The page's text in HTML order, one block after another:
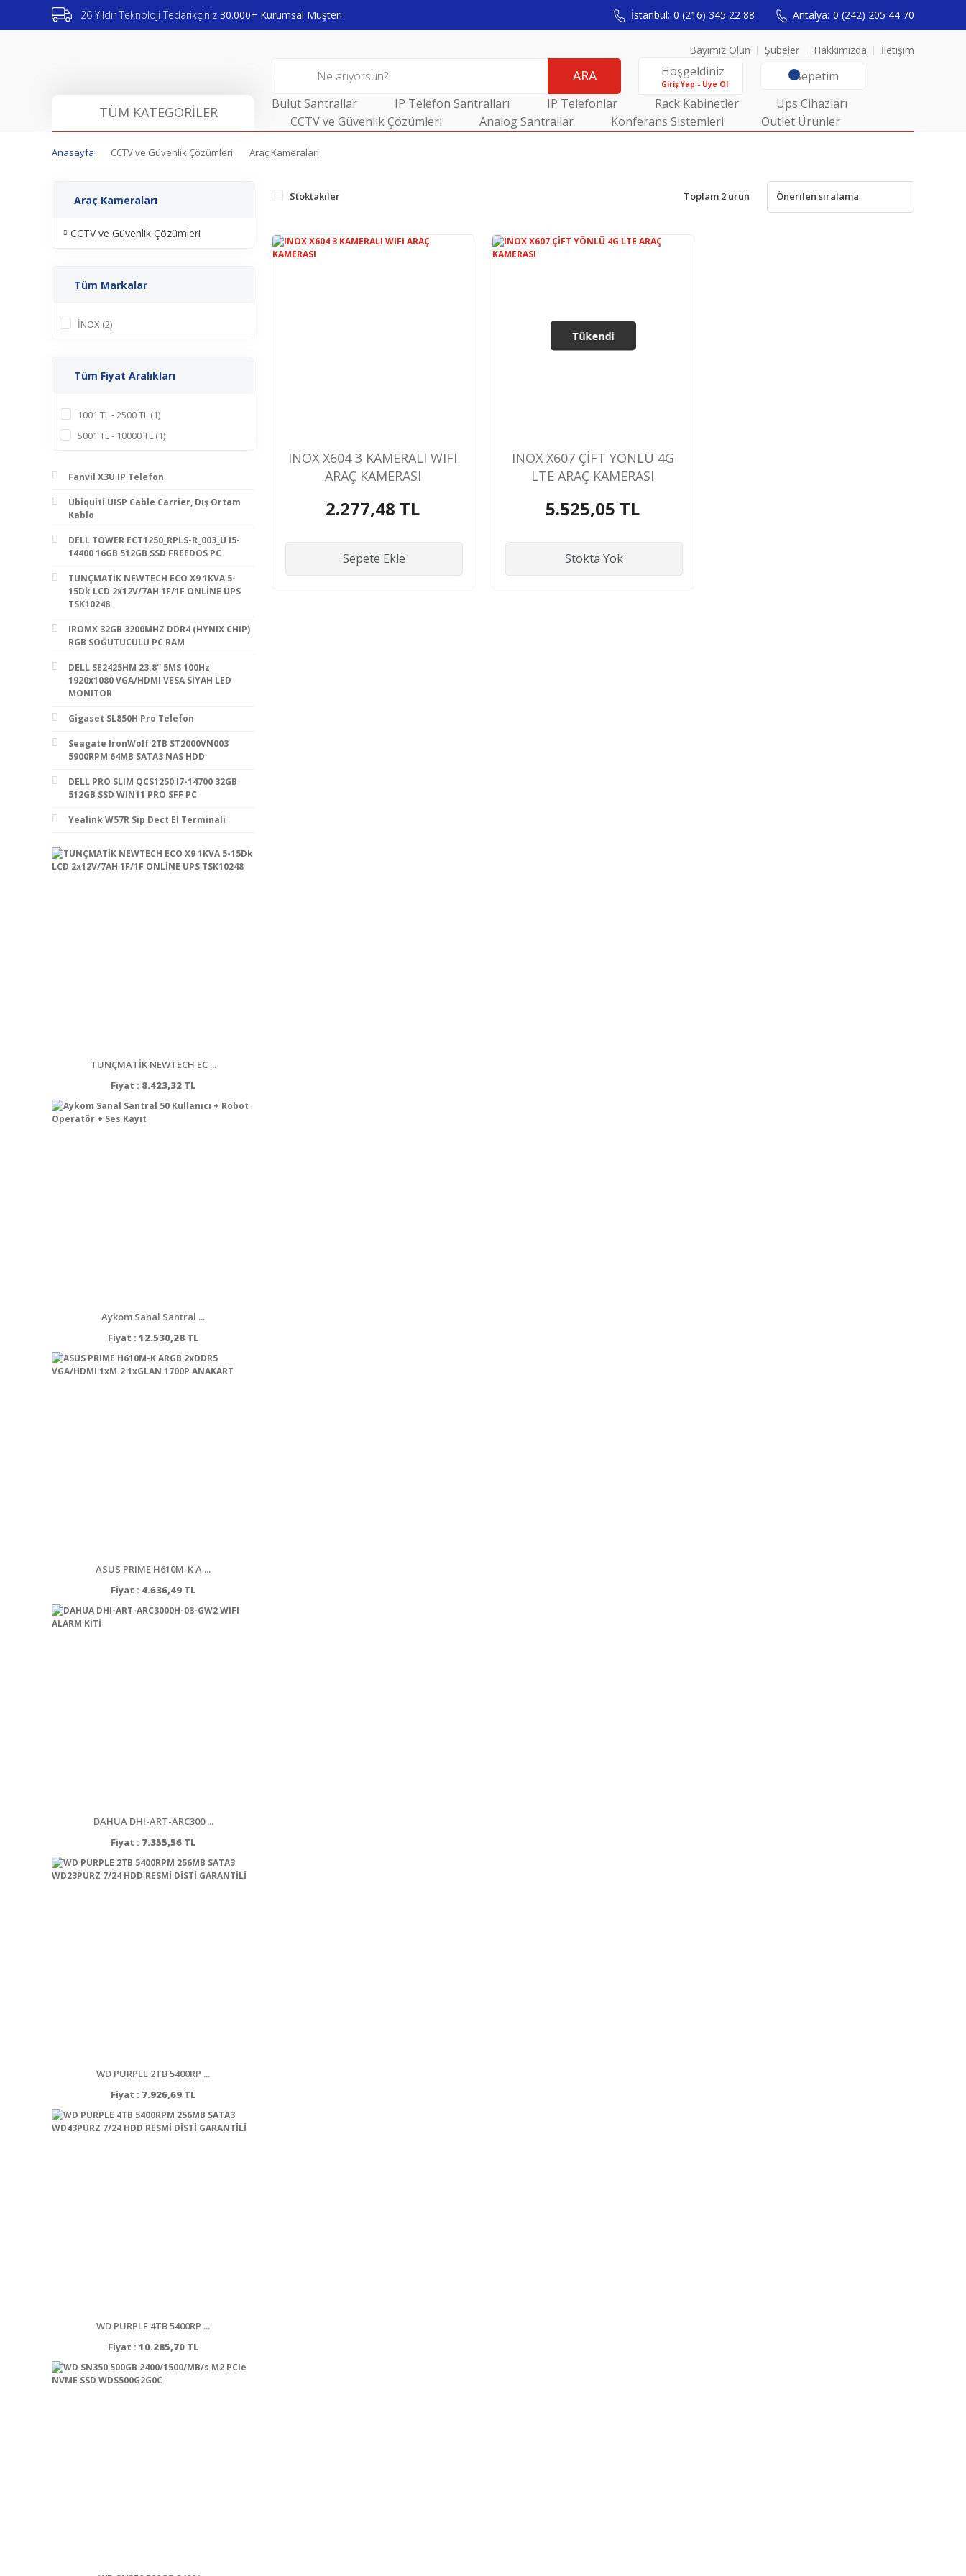
26 Yıldır Teknoloji Tedarikçiniz 30.000+ Kurumsal Müşteri İstanbul: 0 (216) 345 22 88 Antalya: 0 (242) 205 44 70
Bayimiz Olun Şubeler Hakkımızda İletişim
ARA Hoşgeldiniz
Giriş Yap - Üye Ol Sepetim
TÜM KATEGORİLER Bulut Santrallar IP Telefon Santralları IP Telefonlar Rack Kabinetler
Ups Cihazları
CCTV ve Güvenlik Çözümleri
Analog Santrallar Konferans Sistemleri Outlet Ürünler
Anasayfa CCTV ve Güvenlik Çözümleri Araç Kameraları
Araç Kameraları
CCTV ve Güvenlik Çözümleri
Tüm Markalar
İNOX (2)
Tüm Fiyat Aralıkları
1001 TL - 2500 TL (1)
5001 TL - 10000 TL (1)
Fanvil X3U IP Telefon
Ubiquiti UISP Cable Carrier, Dış Ortam
Kablo
DELL TOWER ECT1250_RPLS-R_003_U I5-
14400 16GB 512GB SSD FREEDOS PC
TUNÇMATİK NEWTECH ECO X9 1KVA 5-
15Dk LCD 2x12V/7AH 1F/1F ONLİNE UPS
TSK10248
IROMX 32GB 3200MHZ DDR4 (HYNIX CHIP)
RGB SOĞUTUCULU PC RAM
DELL SE2425HM 23.8'' 5MS 100Hz
1920x1080 VGA/HDMI VESA SİYAH LED
MONITOR
Gigaset SL850H Pro Telefon
Seagate IronWolf 2TB ST2000VN003
5900RPM 64MB SATA3 NAS HDD
DELL PRO SLIM QCS1250 I7-14700 32GB
512GB SSD WIN11 PRO SFF PC
Yealink W57R Sip Dect El Terminali
TUNÇMATİK NEWTECH EC ...
Fiyat : 8.423,32 TL
Aykom Sanal Santral ...
Fiyat : 12.530,28 TL
ASUS PRIME H610M-K A ...
Fiyat : 4.636,49 TL
DAHUA DHI-ART-ARC300 ...
Fiyat : 7.355,56 TL
WD PURPLE 2TB 5400RP ...
Fiyat : 7.926,69 TL
WD PURPLE 4TB 5400RP ...
Fiyat : 10.285,70 TL
Stoktakiler Toplam 2 ürün
INOX X604 3 KAMERALI WIFI
ARAÇ KAMERASI
2.277,48 TL
Sepete Ekle
Tükendi
INOX X607 ÇİFT YÖNLÜ 4G
LTE ARAÇ KAMERASI
5.525,05 TL
Stokta Yok